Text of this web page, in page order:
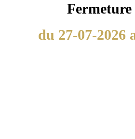
du 27-07-2026